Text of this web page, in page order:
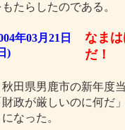
もたらしたのである。
年03月21日
)
なま
だ！
田県男鹿市の新年度
財政が厳しいのに何だ
になった。